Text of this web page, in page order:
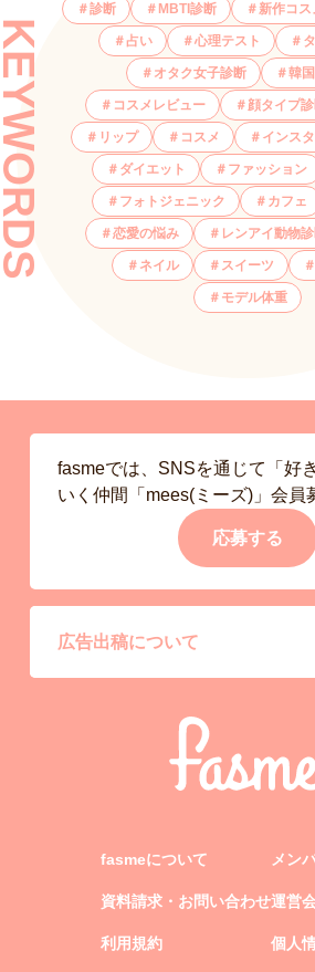
診断 MBTI診断 新作コス
占い 心理テスト
オタク女子診断 韓
コスメレビュー 顔タイプ
リップ コスメ インス
ダイエット ファッション
フォトジェニック カフェ
恋愛の悩み レンアイ動物
ネイル スイーツ
モデル体重
fasmeでは、SNSを通じて「好
いく仲間「mees(ミーズ)」会員
応募する
広告出稿について
fasmeについて
資料請求・お問い合わせ
利用規約
メン
運営
個人